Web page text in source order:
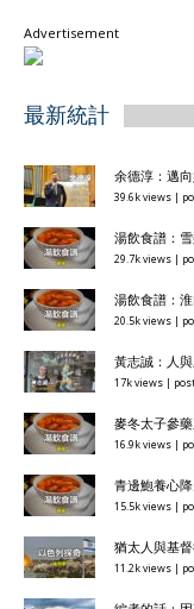
Advertisement
最新統計
余德淳：邁
39.6k views |
湯飲食譜：
29.7k views |
湯飲食譜：
20.5k views |
黃志誠：人
17k views |
麥冬太子參
16.9k views |
青邊鮑養心
15.5k views |
猶太人與基
11.2k views |